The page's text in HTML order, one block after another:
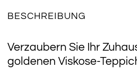
BESCHREIBUNG
Verzaubern Sie Ihr
goldenen Viskose-